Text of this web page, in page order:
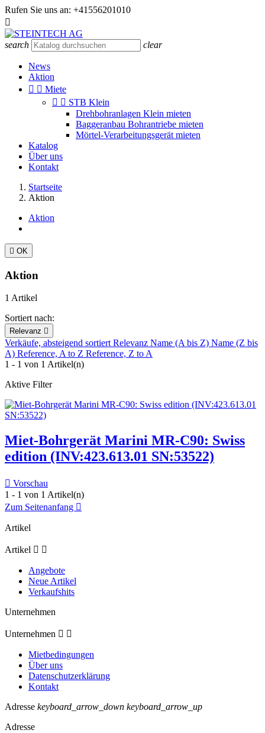
Rufen Sie uns an: +41556201010

search clear
News
Aktion
  Miete
  STB Klein
Drehbohranlagen Klein mieten
Baggeranbau Bohrantriebe mieten
Mörtel-Verarbeitungsgerät mieten
Katalog
Über uns
Kontakt
Startseite
Aktion
Aktion
 OK
Aktion
1 Artikel
Sortiert nach:
Relevanz 
Verkäufe, absteigend sortiertRelevanz Name (A bis Z) Name (Z bis
A) Reference, A to Z Reference, Z to A
1 - 1 von 1 Artikel(n)
Aktive Filter
Miet-Bohrgerät Marini MR-C90: Swiss
edition (INV:423.613.01 SN:53522)
 Vorschau
1 - 1 von 1 Artikel(n)
Zum Seitenanfang 
Artikel
Artikel  
Angebote
Neue Artikel
Verkaufshits
Unternehmen
Unternehmen  
Mietbedingungen
Über uns
Datenschutzerklärung
Kontakt
Adresse keyboard_arrow_down keyboard_arrow_up
Adresse